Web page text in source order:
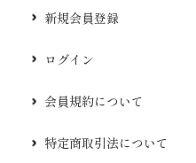
新規会員登録
ログイン
会員規約について
特定商取引法について